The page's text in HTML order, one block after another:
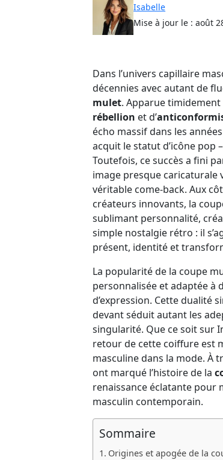
Isabelle
Mise à jour le :août
Dans l’univers capillaire
décennies avec autant de
mulet. Apparue timidement
rébellion et d’
écho massif dans les
acquit le statut d’icône pop
Toutefois, ce succès a fini
image presque caricaturale
véritable come-back. Aux
créateurs innovants, la
sublimant personnalité,
simple nostalgie rétro : il
présent, identité et
La popularité de la coupe
personnalisée et adaptée à
d’expression. Cette dualité
devant séduit autant les
singularité. Que ce soit sur
retour de cette coiffure est
masculine dans la mode. À
ont marqué l’histoire de la
renaissance éclatante pour
masculin contemporain.
Sommaire
Origines et apogée de la